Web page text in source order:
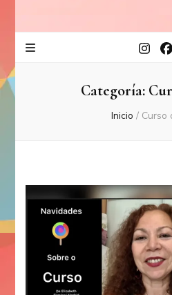
Categoría:
Inicio / Curso